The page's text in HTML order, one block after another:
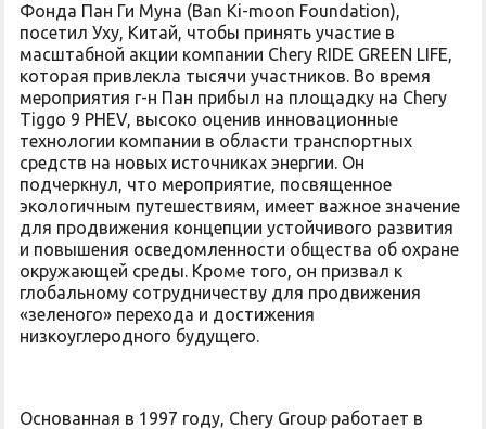
Фонда Пан Ги Муна (Ban Ki-moon Foundation),
посетил Уху, Китай, чтобы принять участие в
масштабной акции компании Chery RIDE GREEN LIFE,
которая привлекла тысячи участников. Во время
мероприятия г-н Пан прибыл на площадку на Chery
Tiggo 9 PHEV, высоко оценив инновационные
технологии компании в области транспортных
средств на новых источниках энергии. Он
подчеркнул, что мероприятие, посвященное
экологичным путешествиям, имеет важное значение
для продвижения концепции устойчивого развития
и повышения осведомленности общества об охране
окружающей среды. Кроме того, он призвал к
глобальному сотрудничеству для продвижения
«зеленого» перехода и достижения
низкоуглеродного будущего.
Основанная в 1997 году, Chery Group работает в